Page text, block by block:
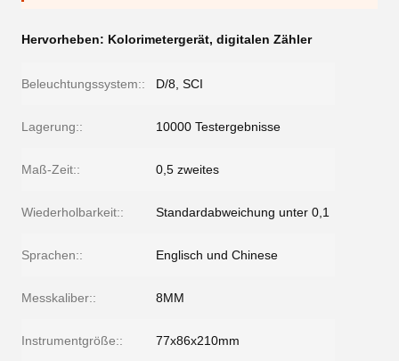
Hervorheben: Kolorimetergerät, digitalen Zähler
Beleuchtungssystem:: D/8, SCI
Lagerung:: 10000 Testergebnisse
Maß-Zeit:: 0,5 zweites
Wiederholbarkeit:: Standardabweichung unter 0,1
Sprachen:: Englisch und Chinese
Messkaliber:: 8MM
Instrumentgröße:: 77x86x210mm